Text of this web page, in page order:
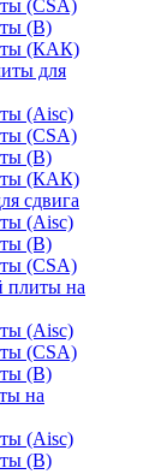
(CSA)
(В)
(КАК)
для
(Aisc)
(CSA)
(В)
(КАК)
сдвига
(Aisc)
(В)
(CSA)
плиты на
(Aisc)
(CSA)
(В)
на
(Aisc)
(В)